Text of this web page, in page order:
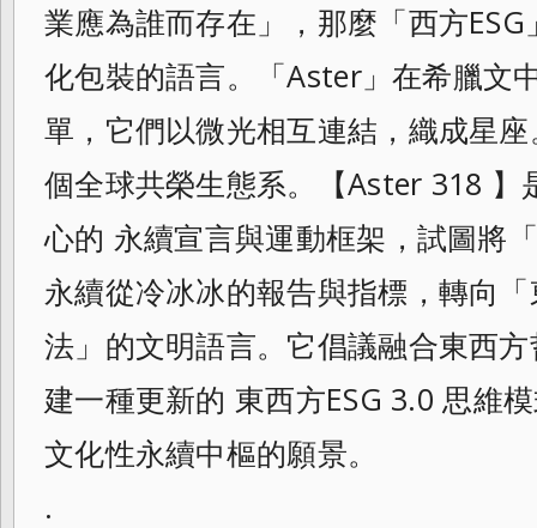
業應為誰而存在」，那麼「西方
化包裝的語言。「Aster」在希臘文
單，它們以微光相互連結，織成星
個全球共榮生態系。【Aster 318 】
心的 永續宣言與運動框架，試圖將
永續從冷冰冰的報告與指標，轉向
法」的文明語言。它倡議融合東西
建一種更新的 東西方ESG 3.0 思維
文化性永續中樞的願景。
.